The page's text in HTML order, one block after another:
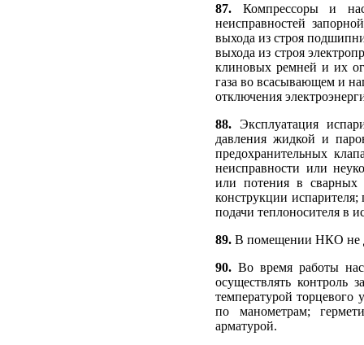
87. Компрессоры и
неисправностей
выхода из строя
выхода из строя
клиновых ремней и их
газа во всасывающем и
отключения
88. Эксплуатация
давления жидкой и
предохранительных
неисправности или
или потения в сварных
конструкции
подачи теплоносителя в
89. В помещении НКО не
90. Во время работы
осуществлять контроль
температурой торцевого
по манометрам;
арматурой.